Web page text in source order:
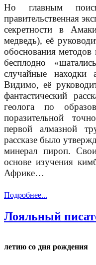
Но главным
правительственная
секретности в
медведь), её
обоснования методов
бесплодно
случайные
Видимо, её
фантастический
геолога по
поразительной
первой алмазной
рассказе было
минерал пироп.
основе изучения
Африке…
Подробнее...
Лояльный
летию со дня рождения